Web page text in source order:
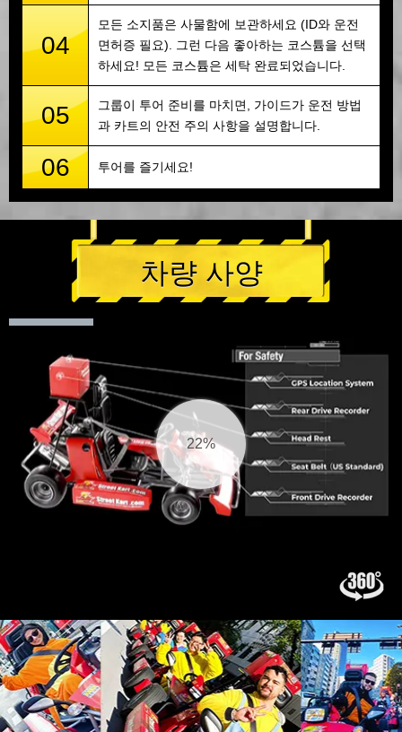
04
모든 소지품은 사물함에 보관하세요 (ID와 운전
면허증 필요). 그런 다음 좋아하는 코스튬을 선택
하세요! 모든 코스튬은 세탁 완료되었습니다.
05
그룹이 투어 준비를 마치면, 가이드가 운전 방법
과 카트의 안전 주의 사항을 설명합니다.
06 투어를 즐기세요!
차량 사양
23%